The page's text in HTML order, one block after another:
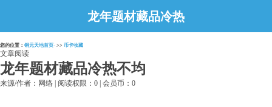
龙年题材藏品冷热
不均
您的位置： 铜元天地首页- >> 币卡收藏
文章阅读
龙年题材藏品冷热不均
来源/作者：网络 | 阅读权限：0 | 会员币：0